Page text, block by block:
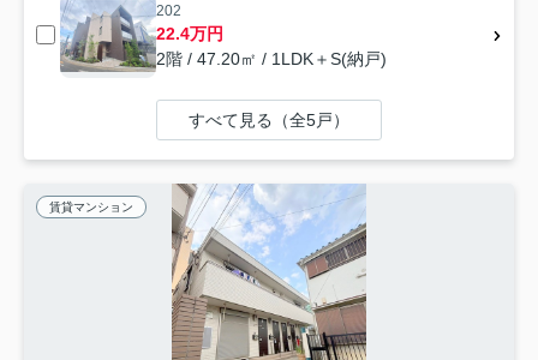
202
22.4万円
2階 / 47.20㎡ / 1LDK＋S(納戸)
すべて見る（全5戸）
賃貸マンション